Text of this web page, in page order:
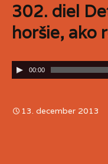
302. diel
horšie, ako
00:00
13. december 2013